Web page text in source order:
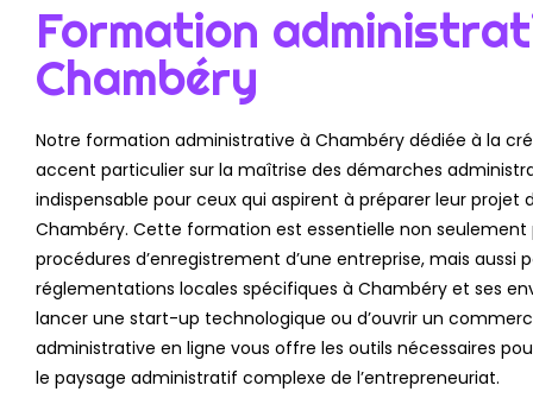
Formation
Chambéry
Notre formation administrative à Chambéry dédiée à la
accent particulier sur la maîtrise des démarches
indispensable pour ceux qui aspirent à préparer leur projet
Chambéry. Cette formation est essentielle non
procédures d’enregistrement d’une entreprise, mais aussi
réglementations locales spécifiques à Chambéry et ses
lancer une start-up technologique ou d’ouvrir un
administrative en ligne vous offre les outils nécessaires
le paysage administratif complexe de l’entrepreneuriat.